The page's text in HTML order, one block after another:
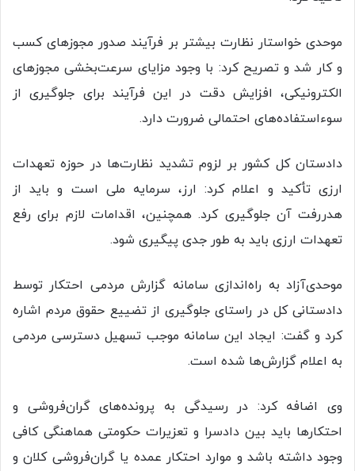
موحدی خواستار نظارت بیشتر بر فرآیند صدور مجوزهای کسب
و کار شد و تصریح کرد: با وجود مزایای سرعت‌بخشی مجوزهای
الکترونیکی، افزایش دقت در این فرآیند برای جلوگیری از
سوءاستفاده‌های احتمالی ضرورت دارد.
دادستان کل کشور بر لزوم تشدید نظارت‌ها در حوزه تعهدات
ارزی تأکید و اعلام کرد: ارز، سرمایه ملی است و باید از
هدررفت آن جلوگیری کرد. همچنین، اقدامات لازم برای رفع
تعهدات ارزی باید به طور جدی پیگیری شود.
موحدی‌آزاد به راه‌اندازی سامانه گزارش مردمی احتکار توسط
دادستانی کل در راستای جلوگیری از تضییع حقوق مردم اشاره
کرد و گفت: ایجاد این سامانه موجب تسهیل دسترسی مردمی
به اعلام گزارش‌ها شده است.
وی اضافه کرد: در رسیدگی به پرونده‌های گران‌فروشی و
احتکارها باید بین دادسرا و تعزیرات حکومتی هماهنگی کافی
وجود داشته باشد و موارد احتکار عمده یا گران‌فروشی کلان و